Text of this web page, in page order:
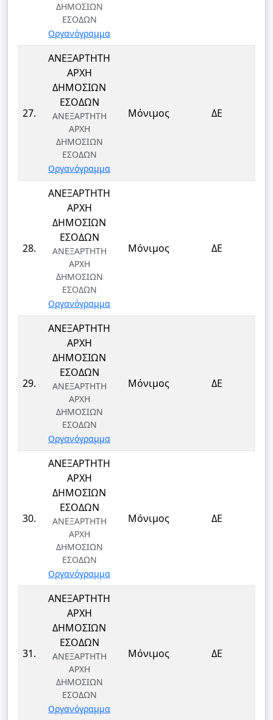
ΔΗΜΟΣΙΩΝ
ΕΣΟΔΩΝ
Οργανόγραμμα
27.
ΑΝΕΞΑΡΤΗΤΗ
ΑΡΧΗ
ΔΗΜΟΣΙΩΝ
ΕΣΟΔΩΝ
ΑΝΕΞΑΡΤΗΤΗ
ΑΡΧΗ
ΔΗΜΟΣΙΩΝ
ΕΣΟΔΩΝ
Οργανόγραμμα
Μόνιμος ΔΕ
28.
ΑΝΕΞΑΡΤΗΤΗ
ΑΡΧΗ
ΔΗΜΟΣΙΩΝ
ΕΣΟΔΩΝ
ΑΝΕΞΑΡΤΗΤΗ
ΑΡΧΗ
ΔΗΜΟΣΙΩΝ
ΕΣΟΔΩΝ
Οργανόγραμμα
Μόνιμος ΔΕ
29.
ΑΝΕΞΑΡΤΗΤΗ
ΑΡΧΗ
ΔΗΜΟΣΙΩΝ
ΕΣΟΔΩΝ
ΑΝΕΞΑΡΤΗΤΗ
ΑΡΧΗ
ΔΗΜΟΣΙΩΝ
ΕΣΟΔΩΝ
Οργανόγραμμα
Μόνιμος ΔΕ
30.
ΑΝΕΞΑΡΤΗΤΗ
ΑΡΧΗ
ΔΗΜΟΣΙΩΝ
ΕΣΟΔΩΝ
ΑΝΕΞΑΡΤΗΤΗ
ΑΡΧΗ
ΔΗΜΟΣΙΩΝ
ΕΣΟΔΩΝ
Οργανόγραμμα
Μόνιμος ΔΕ
31.
ΑΝΕΞΑΡΤΗΤΗ
ΑΡΧΗ
ΔΗΜΟΣΙΩΝ
ΕΣΟΔΩΝ
ΑΝΕΞΑΡΤΗΤΗ
ΑΡΧΗ
ΔΗΜΟΣΙΩΝ
ΕΣΟΔΩΝ
Οργανόγραμμα
Μόνιμος ΔΕ